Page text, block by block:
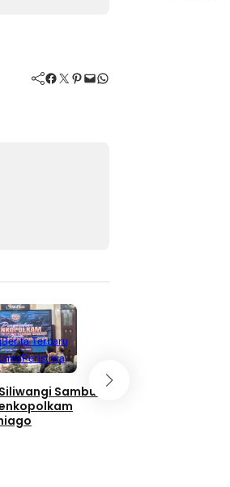
Facebook Twitter Pinterest Mail WhatsApp
Berita Terbaru
Peristiwa
Sambut